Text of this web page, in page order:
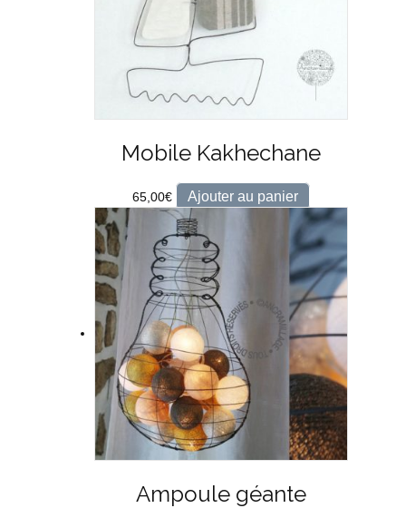
Mobile Kakhechane
65,00€ Ajouter au panier
Ampoule géante